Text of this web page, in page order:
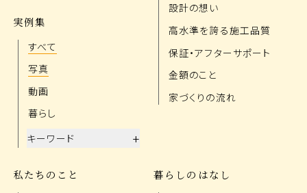
実例集
すべて
写真
動画
暮らし
キーワード
+
設計の想い
高水準を誇る施工品質
保証・アフターサポート
金額のこと
家づくりの流れ
私たちのこと 暮らしのはなし